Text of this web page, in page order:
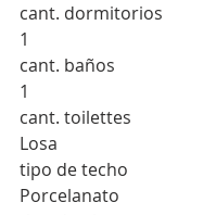
cant. dormitorios
1
cant. baños
1
cant. toilettes
Losa
tipo de techo
Porcelanato